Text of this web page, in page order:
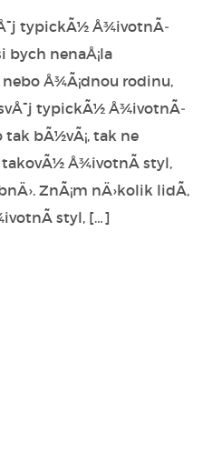
typickÃ½ Å¾ivotnÃ­
bych nenaÅ¡la
Å¾Ã¡dnou rodinu,
svÅ¯j typickÃ½ Å¾ivotnÃ­
bÃ½vÃ¡, tak ne
Å¾ivotnÃ­ styl,
ZnÃ¡m nÄ›kolik lidÃ­,
styl, […]